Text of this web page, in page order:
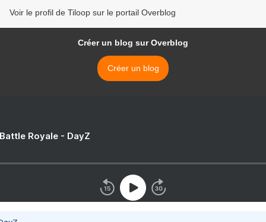
Voir le profil de Tiloop sur le portail Overblog
Créer un blog sur Overblog
Créer un blog
Royale - DayZ